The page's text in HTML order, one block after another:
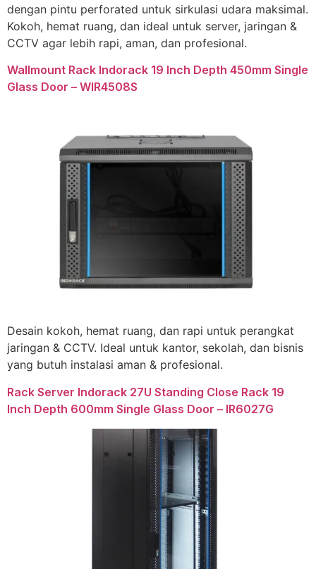
dengan pintu perforated untuk sirkulasi udara maksimal.
Kokoh, hemat ruang, dan ideal untuk server, jaringan &
CCTV agar lebih rapi, aman, dan profesional.
Wallmount Rack Indorack 19 Inch Depth 450mm Single
Glass Door – WIR4508S
Desain kokoh, hemat ruang, dan rapi untuk perangkat
jaringan & CCTV. Ideal untuk kantor, sekolah, dan bisnis
yang butuh instalasi aman & profesional.
Rack Server Indorack 27U Standing Close Rack 19
Inch Depth 600mm Single Glass Door – IR6027G